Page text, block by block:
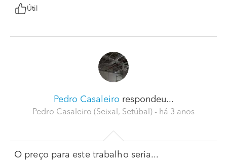
Útil
Pedro Casaleiro respondeu...
Pedro Casaleiro (Seixal, Setúbal) - há 3 anos
O preço para este trabalho seria...